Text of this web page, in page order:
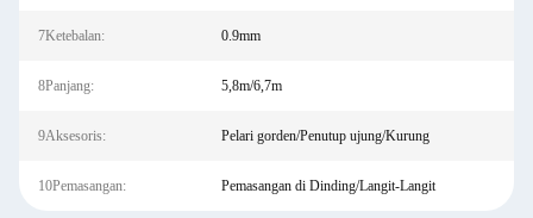
7Ketebalan: 0.9mm
8Panjang: 5,8m/6,7m
9Aksesoris: Pelari gorden/Penutup ujung/Kurung
10Pemasangan: Pemasangan di Dinding/Langit-Langit